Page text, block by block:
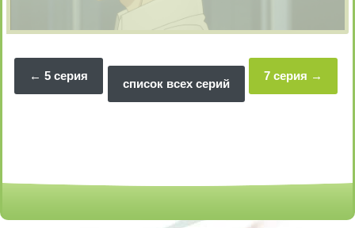
видео
7 серия
5 серия
список всех серий